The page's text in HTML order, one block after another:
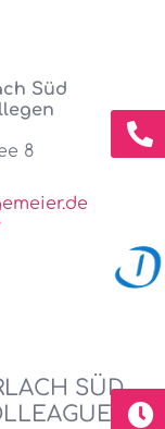
Süd
8
SÜD